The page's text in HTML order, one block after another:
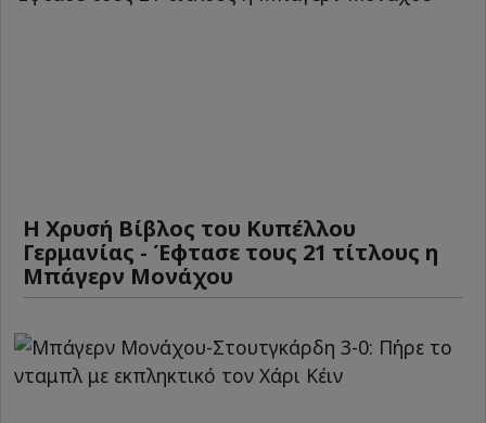
Η Χρυσή Βίβλος του Κυπέλλου
Γερμανίας - Έφτασε τους 21 τίτλους η
Μπάγερν Μονάχου